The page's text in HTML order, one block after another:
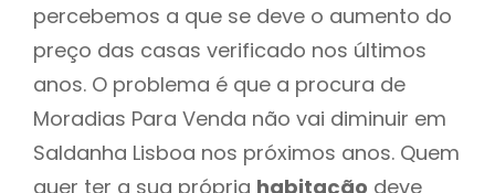
percebemos a que se deve o aumento do
preço das casas verificado nos últimos
anos. O problema é que a procura de
Moradias Para Venda não vai diminuir em
Saldanha Lisboa nos próximos anos. Quem
quer ter a sua própria habitação deve